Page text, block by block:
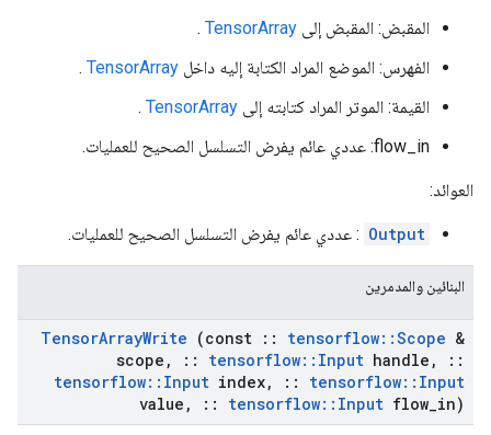
المقبض: المقبض إلى TensorArray
.
الفهرس: الموضع المراد الكتابة إليه داخل TensorArray
.
القيمة: الموتر المراد كتابته إلى TensorArray
.
flow_in: عددي عائم يفرض التسلسل الصحيح للعمليات.
العوائد:
Output : عددي عائم يفرض التسلسل الصحيح للعمليات.
البنائين والمدمرين
TensorArrayWrite (const :: tensorflow::Scope &
scope , :: tensorflow:: Input handle ,
::
tensorflow:: Input index, :: tensorflow:: Input
value , :: tensorflow:: Input flow in)